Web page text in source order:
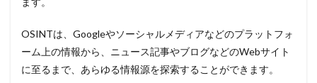
OSINTは、Googleやソーシャルメディアなどのプラットフォ
ーム上の情報から、ニュース記事やブログなどのWebサイト
に至るまで、あらゆる情報源を探索することができます。